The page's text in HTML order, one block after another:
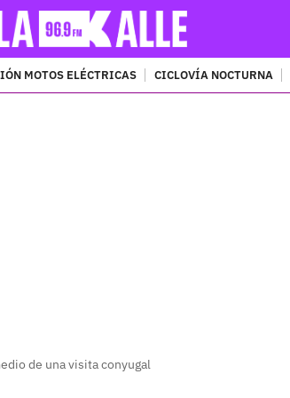
MOTOS ELÉCTRICAS CICLOVÍA NOCTURNA
de una visita conyugal